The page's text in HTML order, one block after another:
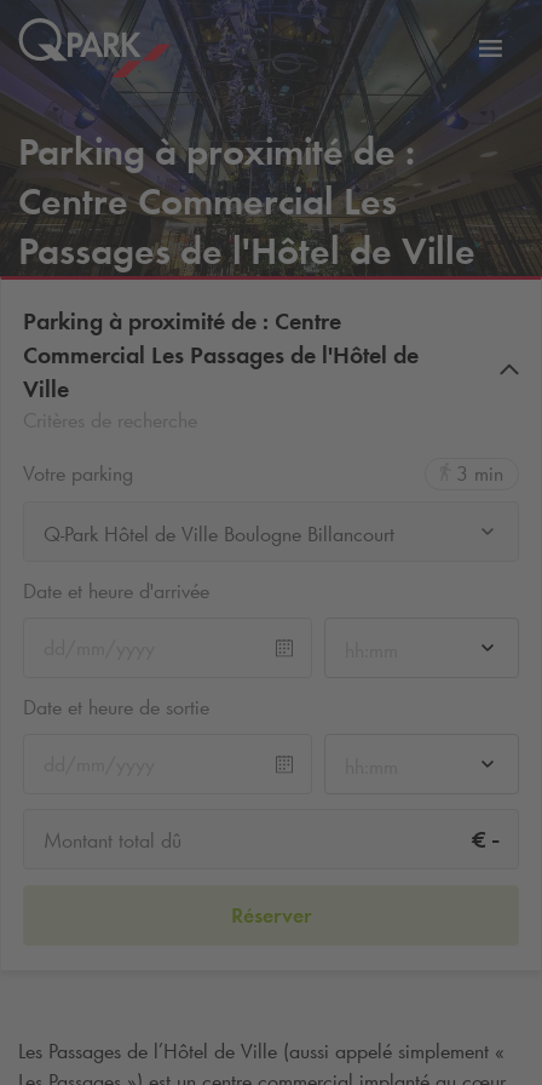
la
Parking à proximité de :
Centre Commercial Les
Passages de l'Hôtel de Ville
Parking à proximité de : Centre
Commercial Les Passages de l'Hôtel de
Ville
Votre parking
3 min
Q-Park Hôtel de Ville Boulogne Billancourt
Date et heure d'arrivée
Date et heure de sortie
Montant total dû € -
Réserver
Les Passages de l’Hôtel de Ville (aussi appelé simplement «